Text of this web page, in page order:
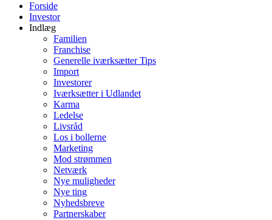
Forside
Investor
Indlæg
Familien
Franchise
Generelle iværksætter Tips
Import
Investorer
Iværksætter i Udlandet
Karma
Ledelse
Livsråd
Los i bollerne
Marketing
Mod strømmen
Netværk
Nye muligheder
Nye ting
Nyhedsbreve
Partnerskaber